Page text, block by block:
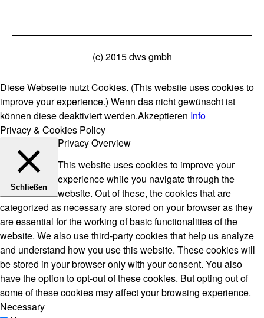
(c) 2015 dws gmbh
Diese Webseite nutzt Cookies. (This website uses cookies to
improve your experience.) Wenn das nicht gewünscht ist
können diese deaktiviert werden.Akzeptieren Info
Privacy & Cookies Policy
Schließen
Privacy Overview
This website uses cookies to improve your
experience while you navigate through the
website. Out of these, the cookies that are
categorized as necessary are stored on your browser as they
are essential for the working of basic functionalities of the
website. We also use third-party cookies that help us analyze
and understand how you use this website. These cookies will
be stored in your browser only with your consent. You also
have the option to opt-out of these cookies. But opting out of
some of these cookies may affect your browsing experience.
Necessary